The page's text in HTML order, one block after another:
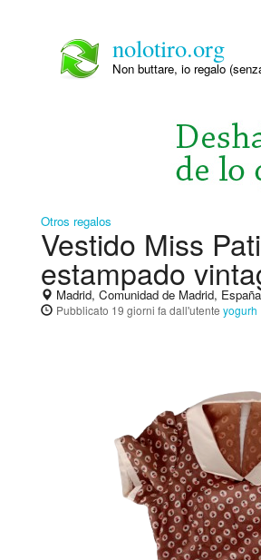
nolotiro.org
Non buttare, io regalo
Otros regalos
Vestido Miss
estampado
Madrid, Comunidad de Madrid, España
Pubblicato 19 giorni fa dall'utente yogurh